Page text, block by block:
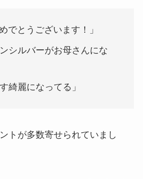
でとうございます！」
シルバーがお母さんにな
綺麗になってる」
トが多数寄せられていまし